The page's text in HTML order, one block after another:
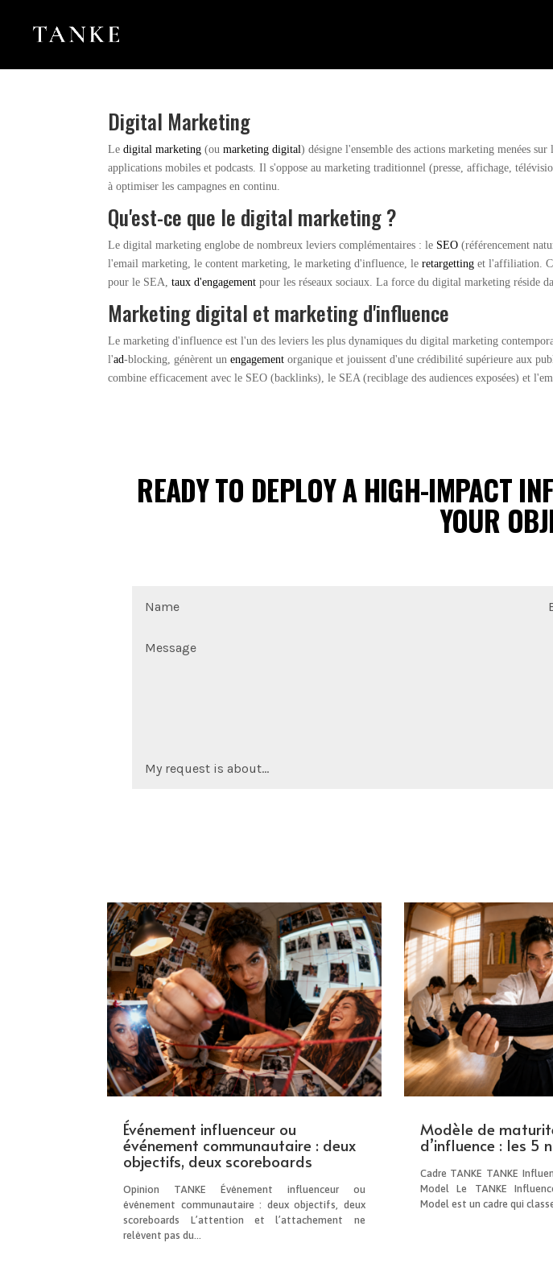
Digital Marketing
Ledigital marketing (oumarketing digital) désigne l'ensemble des actions marketing menées
applications mobiles et podcasts. Il s'oppose au marketing traditionnel (presse, affichage,
à optimiser les campagnes en continu.
Qu'est-ce que le digital marketing ?
Le digital marketing englobe de nombreux leviers complémentaires : le SEO (référencement
l'email marketing, le content marketing, le marketing d'influence, leretargetting et l'affiliation.
pour le SEA,taux d'engagement pour les réseaux sociaux. La force du digital marketing réside
Marketing digital et marketing d'influence
Le marketing d'influence est l'un des leviers les plus dynamiques du digital marketing
l'ad-blocking, génèrent unengagement organique et jouissent d'une crédibilité supérieure aux
combine efficacement avec le SEO (backlinks), le SEA (reciblage des audiences exposées) et
READY TO DEPLOY A HIGH-IMPACT
YOUR
Événement influenceur ou
événement communautaire : deux
objectifs, deux scoreboards
Opinion TANKE Événement influenceur ou
événement communautaire : deux objectifs, deux
scoreboards L’attention et l’attachement ne
relèvent pas du...
Modèle de
d’influence : les 5
Cadre TANKE TANKE
Model Le TANKE
Model est un cadre qui